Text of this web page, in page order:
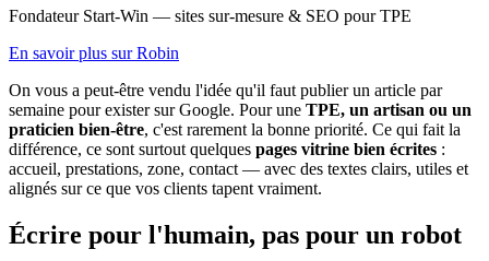
Fondateur Start-Win — sites sur-mesure & SEO pour TPE
En savoir plus sur Robin
On vous a peut-être vendu l'idée qu'il faut publier un article par
semaine pour exister sur Google. Pour une TPE, un artisan ou un
praticien bien-être, c'est rarement la bonne priorité. Ce qui fait la
différence, ce sont surtout quelques pages vitrine bien écrites :
accueil, prestations, zone, contact — avec des textes clairs, utiles et
alignés sur ce que vos clients tapent vraiment.
Écrire pour l'humain, pas pour un robot